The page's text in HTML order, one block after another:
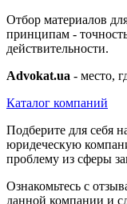
Отбор материалов
принципам -
действительности.
Advokat.ua - место,
Каталог компаний
Подберите для себя
юридеческую
проблему из сферы
Ознакомьтесь с
данной компании и